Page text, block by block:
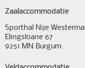
Zaalaccommodatie
Sporthal Nije
Elingsloane 67
9251 MN Burgum